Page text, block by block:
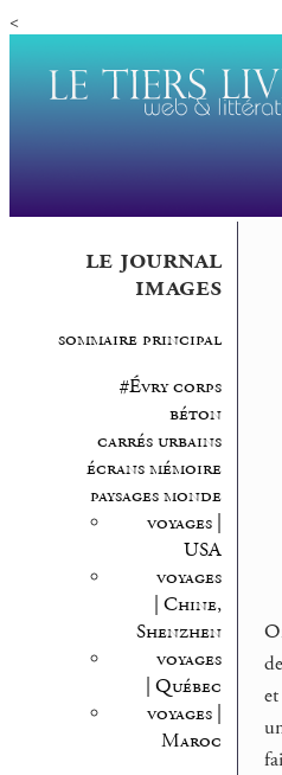
<
le journal
images
sommaire principal
#Évry corps
béton
carrés urbains
écrans mémoire
paysages monde
voyages |
USA
voyages
| Chine,
Shenzhen
voyages
| Québec
voyages |
Maroc